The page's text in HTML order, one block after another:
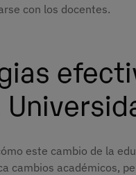
con los docentes.
este cambio de la
cambios académicos,